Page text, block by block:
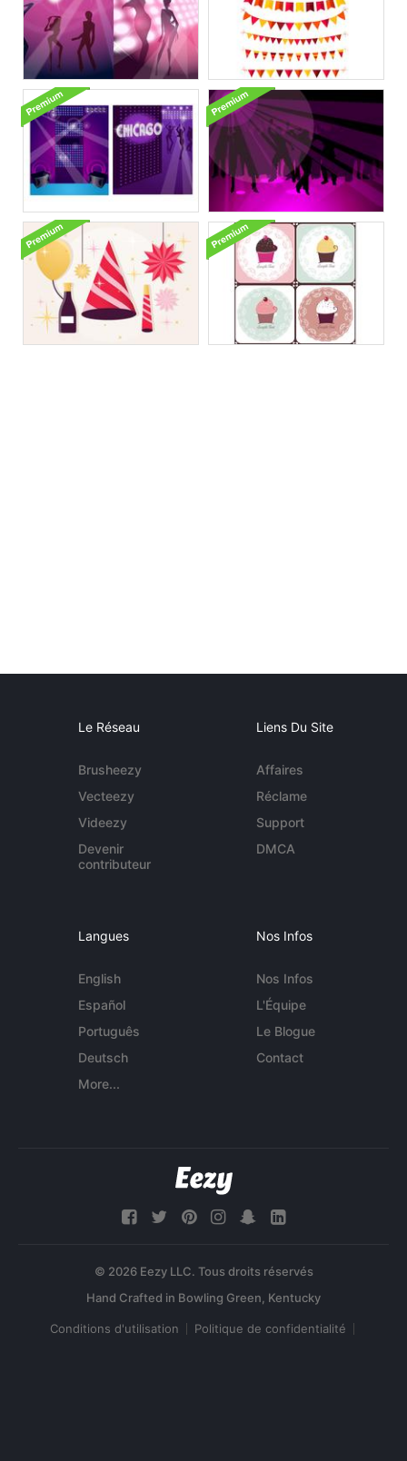
Le Réseau
Brusheezy
Vecteezy
Videezy
Devenir
contributeur
Liens Du Site
Affaires
Réclame
Support
DMCA
Langues
English
Español
Português
Deutsch
More...
Nos Infos
Nos Infos
L'Équipe
Le Blogue
Contact
© 2026 Eezy LLC. Tous droits réservés
Conditions d'utilisation Politique de confidentialité